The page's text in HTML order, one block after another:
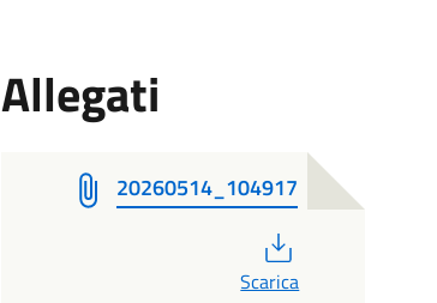
Allegati
20260514_104917
Scarica